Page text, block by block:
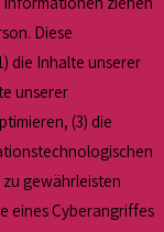
Diese
die Inhalte unserer
unserer
(3) die
gewährleisten
eines Cyberangriffes